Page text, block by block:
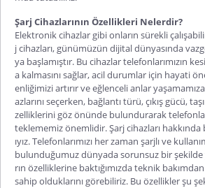
Şarj Cihazlarının Özellikleri Nelerdir?
Elektronik cihazlar gibi onların sürekli
j cihazları, günümüzün dijital dünyasında
ya başlamıştır. Bu cihazlar telefonlarımızın
a kalmasını sağlar, acil durumlar için hayati
enliğimizi artırır ve eğlenceli anlar
azlarını seçerken, bağlantı türü, çıkış gücü,
zelliklerini göz önünde bulundurarak
teklememiz önemlidir. Şarj cihazları
ıyız. Telefonlarımızı her zaman şarjlı ve
bulunduğumuz dünyada sorunsuz bir şekilde
rın özelliklerine baktığımızda teknik
sahip olduklarını görebiliriz. Bu özellikler şu